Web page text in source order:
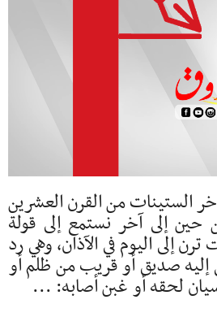
الستينات من القرن العشرين
حين إلى آخر نستمع إلى قولة
ترن إلى اليوم في الآذان، وهي رد
إليه صديق أو قريب من ظلم أو
لحقه أو غبن أصابه: ...